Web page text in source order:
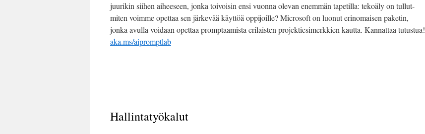
juurikin siihen aiheeseen, jonka toivoisin ensi vuonna olevan enemmän tapetilla: tekoäly on tullut-
miten voimme opettaa sen järkevää käyttöä oppijoille? Microsoft on luonut erinomaisen paketin,
jonka avulla voidaan opettaa promptaamista erilaisten projektiesimerkkien kautta. Kannattaa tutustua!
aka.ms/aipromptlab
Hallintatyökalut